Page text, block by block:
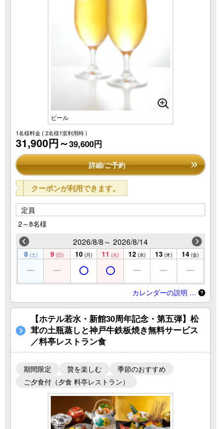
ビール
1名様料金( 2名様1室利用時 )
31,900円～39,600円
詳細/ご予約
クーポンが利用できます。
定員
2～8名様
2026/8/8～ 2026/8/14
8 (土) 9 (日) 10 (月) 11 (火) 12 (水) 13 (木) 14 (金)
カレンダーの説明 …
【ホテル若水・新館30周年記念・第五弾】松
茸の土瓶蒸しと神戸牛鉄板焼き無料サービス
／料亭レストラン食
期間限定 贅を楽しむ
季節のおすすめ
ご夕食付（夕食 料亭レストラン）